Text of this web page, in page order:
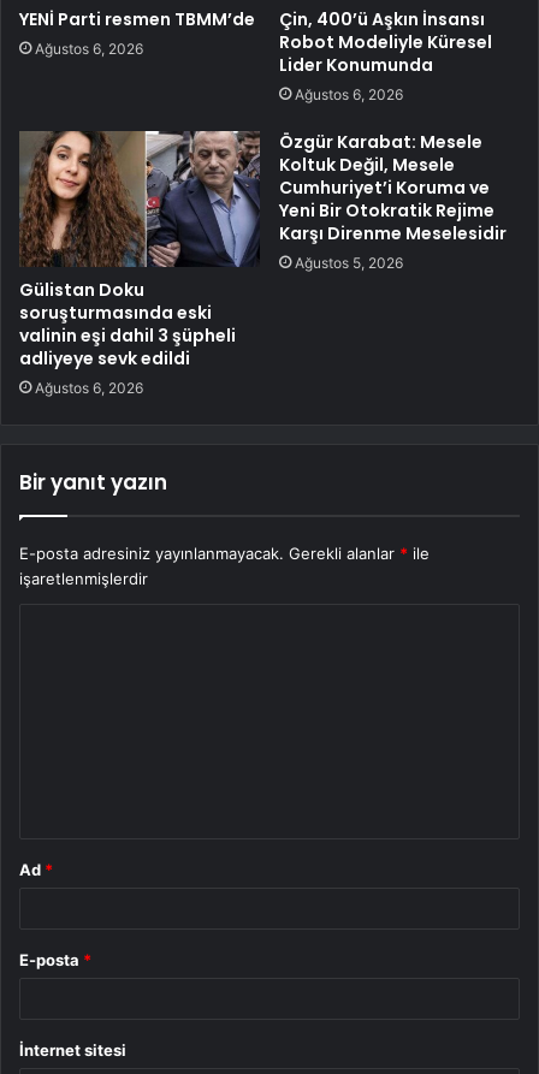
YENİ Parti resmen TBMM’de
Ağustos 6, 2026
Çin, 400’ü Aşkın İnsansı
Robot Modeliyle Küresel
Lider Konumunda
Ağustos 6, 2026
Gülistan Doku
soruşturmasında eski
valinin eşi dahil 3 şüpheli
adliyeye sevk edildi
Ağustos 6, 2026
Özgür Karabat: Mesele
Koltuk Değil, Mesele
Cumhuriyet’i Koruma ve
Yeni Bir Otokratik Rejime
Karşı Direnme Meselesidir
Ağustos 5, 2026
Bir yanıt yazın
E-posta adresiniz yayınlanmayacak. Gerekli alanlar * ile
işaretlenmişlerdir
Ad *
E-posta *
İnternet sitesi